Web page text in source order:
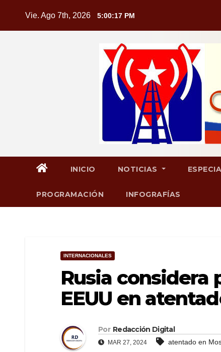
Vie. Ago 7th, 2026 5:00:18 PM
INICIO NOTICIAS
PROGRAMACIÓN INFOGRAFÍAS
INTERNACIONALES
Rusia considera
EEUU en
Por Redacción Digital
MAR 27, 2024 atentado en